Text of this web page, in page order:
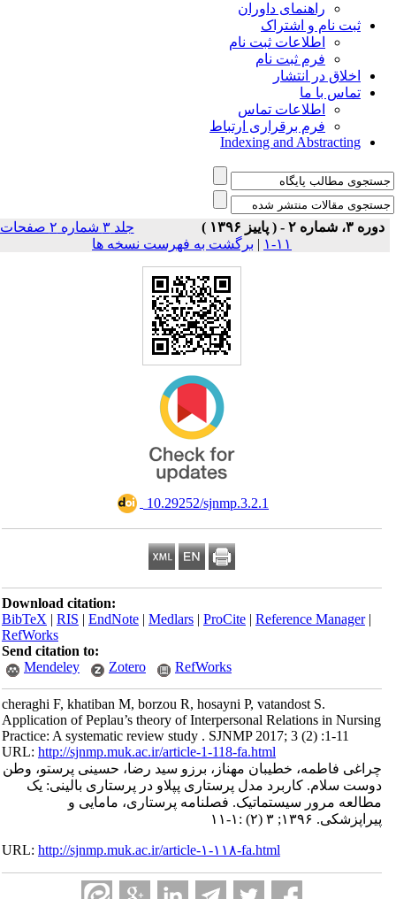
راهنمای داوران
ثبت نام و اشتراک
اطلاعات ثبت نام
فرم ثبت نام
اخلاق در انتشار
تماس با ما
اطلاعات تماس
فرم برقراری ارتباط
Indexing and Abstracting
دوره ۳، شماره ۲ - ( پاییز ۱۳۹۶ )
جلد ۳ شماره ۲ صفحات
۱۱-۱
| برگشت به فهرست نسخه ها
‎ 10.29252/sjnmp.3.2.1
Download citation:
BibTeX|RIS|EndNote|Medlars|ProCite|Reference Manager
RefWorks
Send citation to:
Mendeley
Zotero RefWorks
cheraghi F, khatiban M, borzou R, hosayni P, vatandost S.
Application of Peplau’s theory of Interpersonal Relations in Nursing
Practice: A systematic review study . SJNMP 2017; 3 (2) :1-11
URL:http://sjnmp.muk.ac.ir/article-1-118-fa.html
چراغی فاطمه، خطیبان مهناز، برزو سید رضا، حسینی پرستو، وطن
دوست سلام. کاربرد مدل پرستاری پپلاو در پرستاری بالینی: یک
مطالعه مرور سیستماتیک. فصلنامه پرستاری، مامایی و
پیراپزشکی. ۱۳۹۶; ۳ (۲) :۱-۱۱
URL:http://sjnmp.muk.ac.ir/article-۱-۱۱۸-fa.html